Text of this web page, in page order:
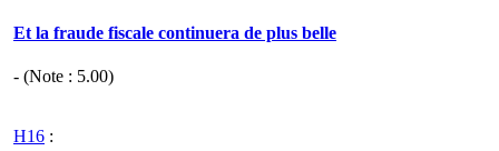
Et la fraude fiscale continuera de plus belle
- (Note : 5.00)
H16 :